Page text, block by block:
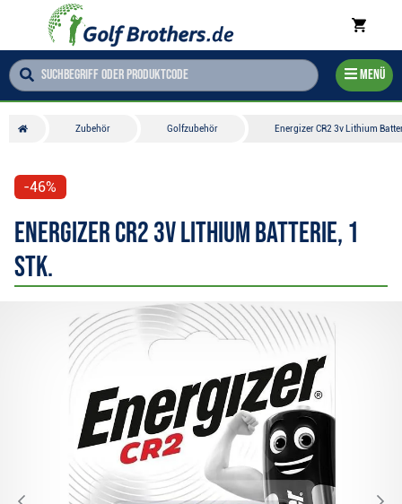
Menü
Zubehör Golfzubehör Energizer CR2 3v Lithium
-46%
Energizer CR2 3v Lithium Batterie, 1
Stk.